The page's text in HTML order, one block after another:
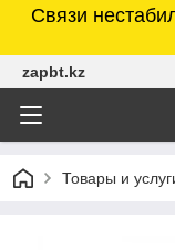
Связи
zapbt.kz
Товары и